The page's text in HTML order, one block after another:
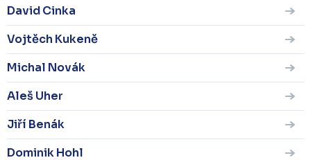
David Cinka
Vojtěch Kukeně
Michal Novák
Aleš Uher
Jiří Benák
Dominik Hohl